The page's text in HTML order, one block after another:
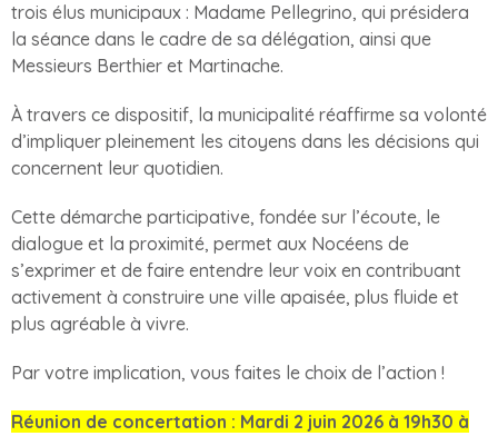
trois élus municipaux : Madame Pellegrino, qui présidera
la séance dans le cadre de sa délégation, ainsi que
Messieurs Berthier et Martinache.
À travers ce dispositif, la municipalité réaffirme sa volonté
d’impliquer pleinement les citoyens dans les décisions qui
concernent leur quotidien.
Cette démarche participative, fondée sur l’écoute, le
dialogue et la proximité, permet aux Nocéens de
s’exprimer et de faire entendre leur voix en contribuant
activement à construire une ville apaisée, plus fluide et
plus agréable à vivre.
Par votre implication, vous faites le choix de l’action !
Réunion de concertation : Mardi 2 juin 2026 à 19h30 à